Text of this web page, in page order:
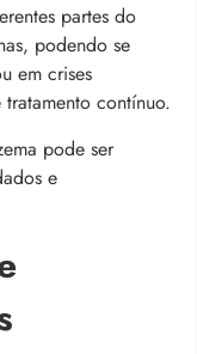
partes do
podendo se
em crises
contínuo.
pode ser
e